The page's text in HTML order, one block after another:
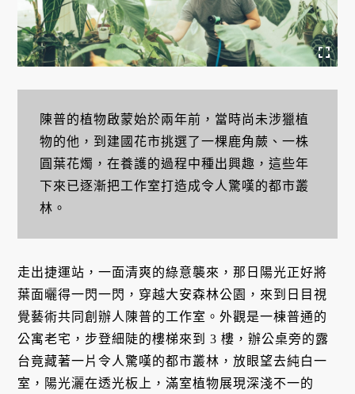
陳普的植物啟蒙始於兩年前，當時尚未涉獵植
物的他，到建國花市挑選了一棵鹿角蕨、一株
圓葉花燭，在養護的過程中種出興趣，這些年
下來已逐漸把工作室打造成令人驚嘆的都市叢
林。
走出捷運站，一面清爽的綠意襲來，那日陽光正好將
葉面曬得一閃一閃，穿越大安森林公園，來到日目視
覺藝術共同創辦人陳普的工作室。外觀是一棟普通的
公寓老宅，步登細陡的樓梯來到 3 樓，辦公桌旁的露
台竟藏著一片令人驚嘆的都市叢林，放眼望去純白一
室，陽光灑在透光板上，滿室植物展現深淺不一的